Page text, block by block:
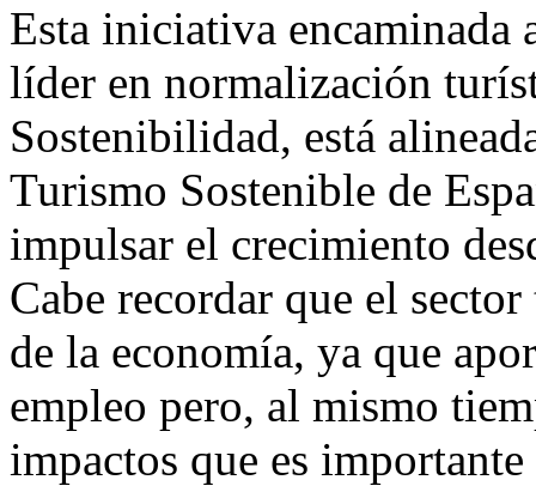
Esta iniciativa encaminada
líder en normalización
Sostenibilidad, está
Turismo Sostenible de
impulsar el crecimiento
Cabe recordar que el
de la economía, ya que
empleo pero, al mismo
impactos que es